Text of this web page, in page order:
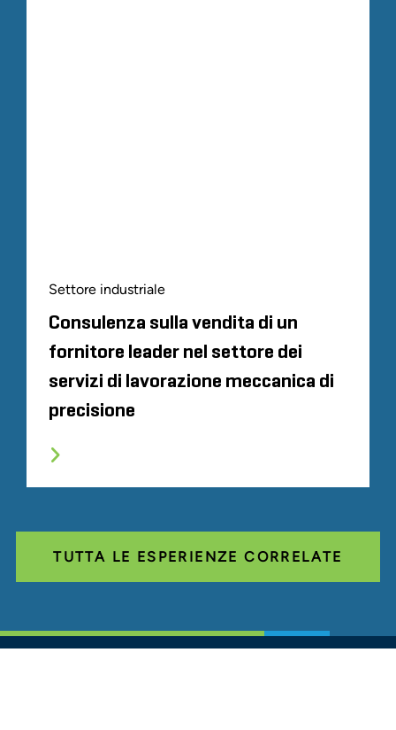
Settore industriale
Consulenza sulla vendita di un
fornitore leader nel settore dei
servizi di lavorazione meccanica di
precisione
TUTTA LE ESPERIENZE CORRELATE